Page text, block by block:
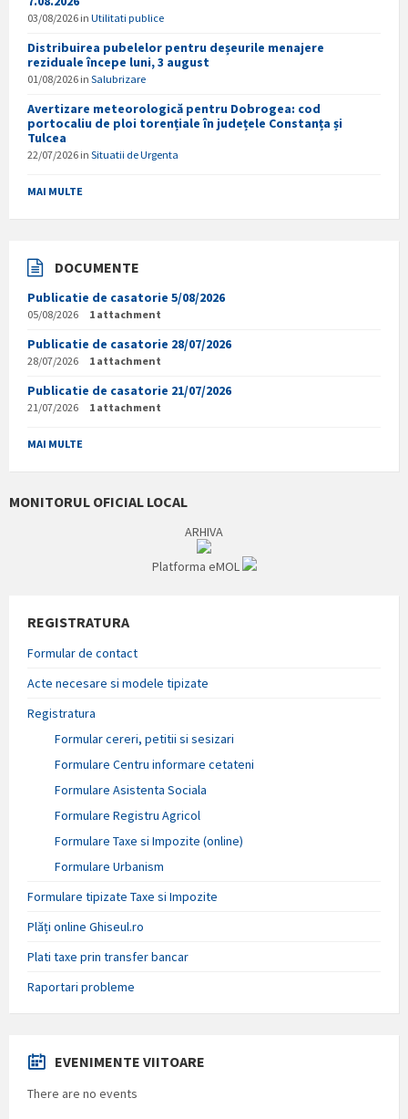
03/08/2026 in Utilitati publice
Distribuirea pubelelor pentru deșeurile menajere
reziduale începe luni, 3 august
01/08/2026 in Salubrizare
Avertizare meteorologică pentru Dobrogea: cod
portocaliu de ploi torențiale în județele Constanța și
Tulcea
22/07/2026 in Situatii de Urgenta
MAI MULTE
DOCUMENTE
Publicatie de casatorie 5/08/2026
05/08/2026 1 attachment
Publicatie de casatorie 28/07/2026
28/07/2026 1 attachment
Publicatie de casatorie 21/07/2026
21/07/2026 1 attachment
MAI MULTE
MONITORUL OFICIAL LOCAL
ARHIVA
Platforma eMOL
REGISTRATURA
Formular de contact
Acte necesare si modele tipizate
Registratura
Formular cereri, petitii si sesizari
Formulare Centru informare cetateni
Formulare Asistenta Sociala
Formulare Registru Agricol
Formulare Taxe si Impozite (online)
Formulare Urbanism
Formulare tipizate Taxe si Impozite
Plăți online Ghiseul.ro
Plati taxe prin transfer bancar
Raportari probleme
EVENIMENTE VIITOARE
There are no events